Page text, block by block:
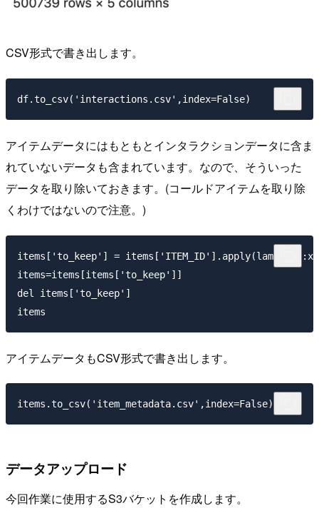
CSV形式で書き出します。
アイテムデータにはもともとインタラクションデータに含ま
れていないデータも含まれています。なので、そういった
データを取り除いておきます。(コールドアイテムを取り除
くわけではないので注意。)
items['to_keep'] = items['ITEM_ID'].apply(lambda x:x
items=items[items['to_keep']]
del items['to_keep']
アイテムデータもCSV形式で書き出します。
データアップロード
今回作業に使用するS3バケットを作成します。